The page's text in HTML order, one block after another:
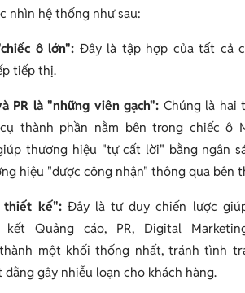
nhìn hệ thống như sau:
ô lớn": Đây là tập hợp của tất cả
tiếp thị.
PR là "những viên gạch": Chúng là hai
thành phần nằm bên trong chiếc ô
thương hiệu "tự cất lời" bằng ngân
hiệu "được công nhận" thông qua bên
thiết kế":Đây là tư duy chiến lược
kết Quảng cáo, PR, Digital
thành một khối thống nhất, tránh tình
đằng gây nhiễu loạn cho khách hàng.